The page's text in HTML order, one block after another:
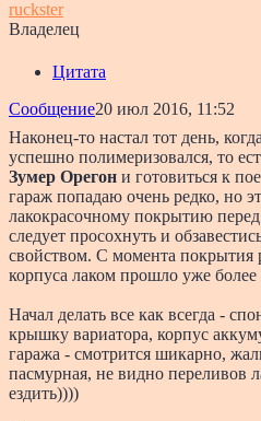
ruckster
Владелец
Цитата
Сообщение20 июл 2016, 11:52
Наконец-то настал тот день,
успешно полимеризовался, то
Зумер Орегон и готовиться к
гараж попадаю очень редко, но
лакокрасочному покрытию
следует просохнуть и
свойством. С момента покрытия
корпуса лаком прошло уже более
Начал делать все как всегда -
крышку вариатора, корпус
гаража - смотрится шикарно,
пасмурная, не видно переливов
ездить))))